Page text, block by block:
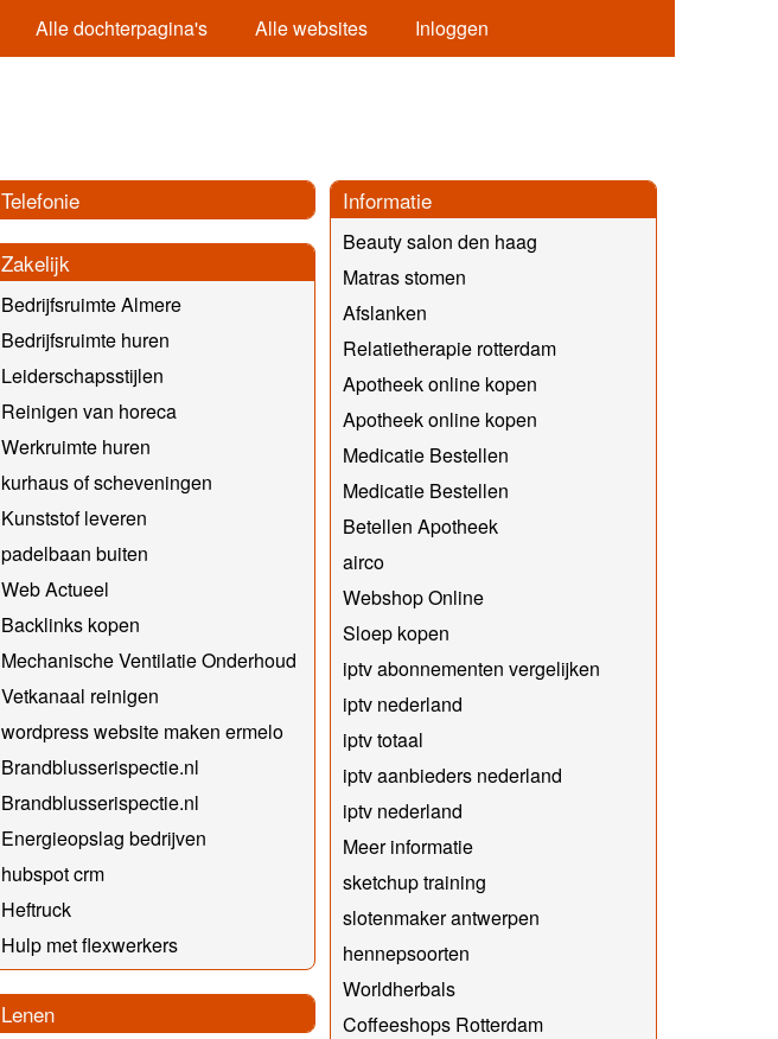
Alle dochterpagina's Alle websites Inloggen
Telefonie
Zakelijk
Bedrijfsruimte Almere
Bedrijfsruimte huren
Leiderschapsstijlen
Reinigen van horeca
Werkruimte huren
kurhaus of scheveningen
Kunststof leveren
padelbaan buiten
Web Actueel
Backlinks kopen
Mechanische Ventilatie Onderhoud
Vetkanaal reinigen
wordpress website maken ermelo
Brandblusserispectie.nl
Brandblusserispectie.nl
Energieopslag bedrijven
hubspot crm
Heftruck
Hulp met flexwerkers
Lenen
Informatie
Beauty salon den haag
Matras stomen
Afslanken
Relatietherapie rotterdam
Apotheek online kopen
Apotheek online kopen
Medicatie Bestellen
Medicatie Bestellen
Betellen Apotheek
airco
Webshop Online
Sloep kopen
iptv abonnementen vergelijken
iptv nederland
iptv totaal
iptv aanbieders nederland
iptv nederland
Meer informatie
sketchup training
slotenmaker antwerpen
hennepsoorten
Worldherbals
Coffeeshops Rotterdam